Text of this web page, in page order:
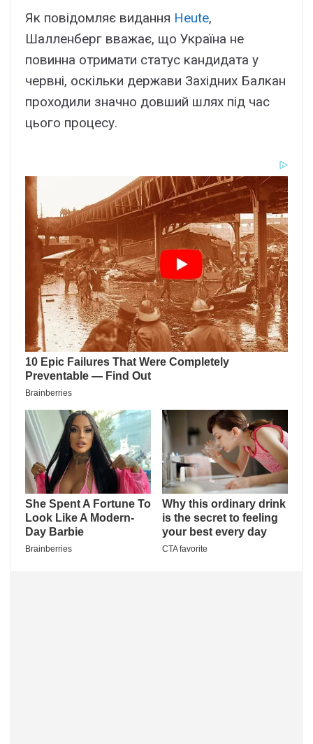
Як повідомляє видання Heute,
Шалленберг вважає, що Україна не
повинна отримати статус кандидата у
червні, оскільки держави Західних Балкан
проходили значно довший шлях під час
цього процесу.